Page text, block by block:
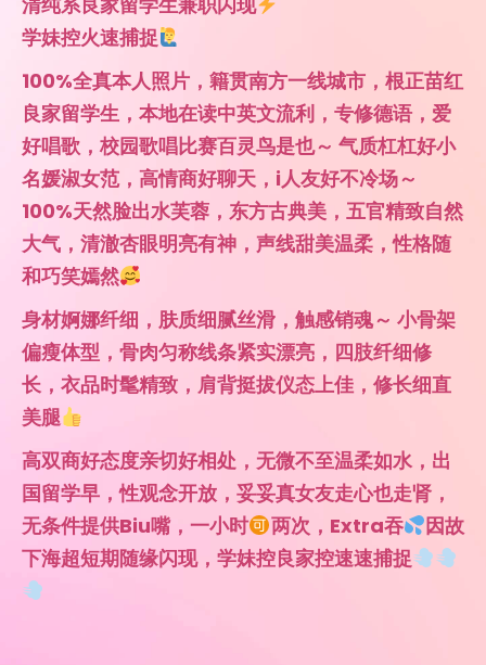
学妹控火速捕捉
100%全真本人照片，籍贯南方一线城市，根正苗红
良家留学生，本地在读中英文流利，专修德语，爱
好唱歌，校园歌唱比赛百灵鸟是也～ 气质杠杠好小
名媛淑女范，高情商好聊天，i人友好不冷场～
100%天然脸出水芙蓉，东方古典美，五官精致自然
大气，清澈杏眼明亮有神，声线甜美温柔，性格随
和巧笑嫣然
身材婀娜纤细，肤质细腻丝滑，触感销魂～ 小骨架
偏瘦体型，骨肉匀称线条紧实漂亮，四肢纤细修
长，衣品时髦精致，肩背挺拔仪态上佳，修长细直
美腿
高双商好态度亲切好相处，无微不至温柔如水，出
国留学早，性观念开放，妥妥真女友走心也走肾，
无条件提供Biu嘴，一小时
两次，Extra吞
因故
下海超短期随缘闪现，学妹控良家控速速捕捉